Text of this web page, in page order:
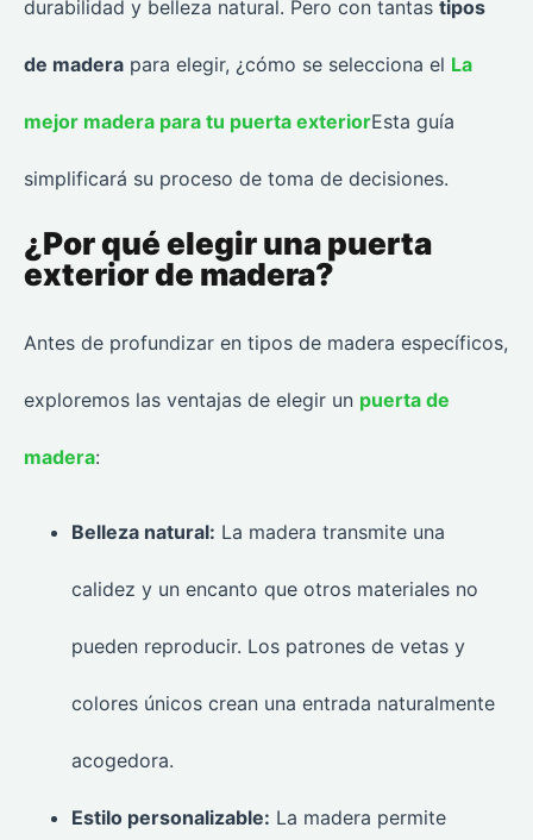
durabilidad y belleza natural. Pero con tantas tipos
de madera para elegir, ¿cómo se selecciona el La
mejor madera para tu puerta exteriorEsta guía
simplificará su proceso de toma de decisiones.
¿Por qué elegir una puerta
exterior de madera?
Antes de profundizar en tipos de madera específicos,
exploremos las ventajas de elegir un puerta de
madera:
Belleza natural: La madera transmite una
calidez y un encanto que otros materiales no
pueden reproducir. Los patrones de vetas y
colores únicos crean una entrada naturalmente
acogedora.
Estilo personalizable: La madera permite